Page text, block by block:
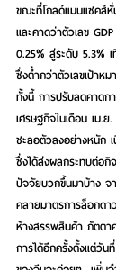
ขณะที่โกลด์แมนแซคส์
และคาดว่าตัวเลข
0.25% สู่ระดับ 5.3%
ซึ่งต่ำกว่าตัวเลขเป้าห
ทั้งนี้ การปรับลดคาดก
เศรษฐกิจในเดือน เม.
ชะลอตัวลงอย่างหนัก
ซึ่งได้ส่งผลกระทบต่อ
ปัจจัยบวกขึ้นมาบ้าง จ
คลายมาตรการล็อกดา
ห้างสรรพสินค้า ภัตตา
การได้อีกครั้งตั้งแต่วั